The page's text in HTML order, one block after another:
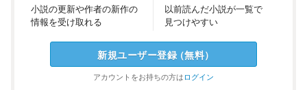
小説の更新や作者の新作の
情報を受け取れる
以前読んだ小説が一覧で
見つけやすい
新規ユーザー登録（無料）
アカウントをお持ちの方はログイン